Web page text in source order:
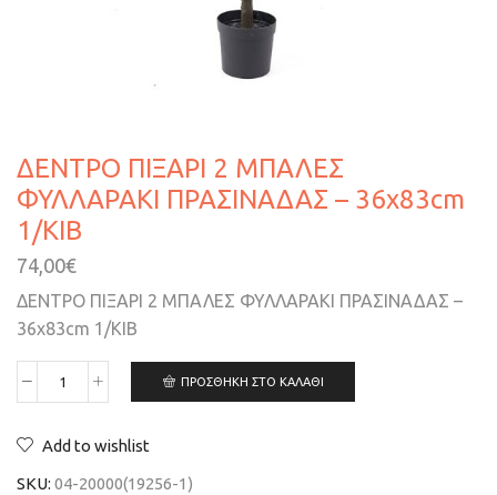
ΔΕΝΤΡΟ ΠΙΞΑΡΙ 2 ΜΠΑΛΕΣ
ΦΥΛΛΑΡΑΚΙ ΠΡΑΣΙΝΑΔΑΣ – 36x83cm
1/ΚΙΒ
74,00€
ΔΕΝΤΡΟ ΠΙΞΑΡΙ 2 ΜΠΑΛΕΣ ΦΥΛΛΑΡΑΚΙ ΠΡΑΣΙΝΑΔΑΣ –
36x83cm 1/ΚΙΒ
ΠΡΟΣΘΉΚΗ ΣΤΟ ΚΑΛΆΘΙ
Add to wishlist
SKU: 04-20000(19256-1)